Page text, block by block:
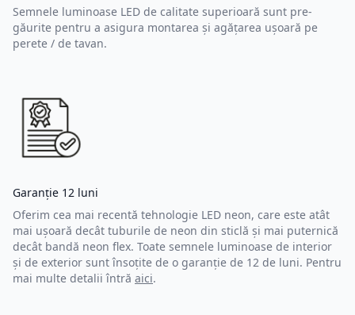
Semnele luminoase LED de calitate superioară sunt pre-
găurite pentru a asigura montarea și agățarea ușoară pe
perete / de tavan.
Garanție 12 luni
Oferim cea mai recentă tehnologie LED neon, care este atât
mai ușoară decât tuburile de neon din sticlă și mai puternică
decât bandă neon flex. Toate semnele luminoase de interior
și de exterior sunt însoțite de o garanție de 12 de luni. Pentru
mai multe detalii întră aici.